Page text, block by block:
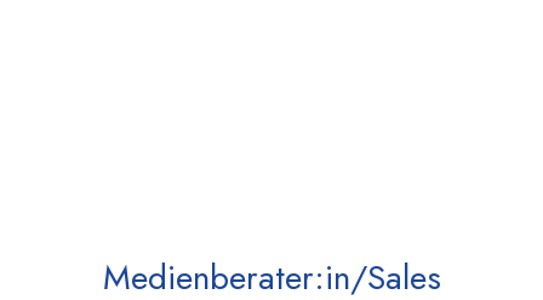
Medienberater:in/Sales